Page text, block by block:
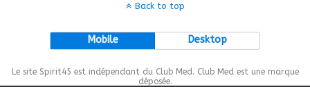
Back to top
Mobile Desktop
Le site Spirit45 est indépendant du Club Med. Club Med est une marque
déposée.